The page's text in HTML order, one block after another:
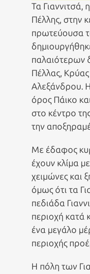
Τα Γιαννιτσά,
Πέλλης, στην
πρωτεύουσα
παλαιότερων
Πέλλας,
Αλεξάνδρου.
όρος Πάικο
στο κέντρο
την
Με έδαφος
έχουν κλίμα
χειμώνες και
όμως ότι τα
πεδιάδα
περιοχή κατά
ένα μεγάλο
περιοχής
Η πόλη των